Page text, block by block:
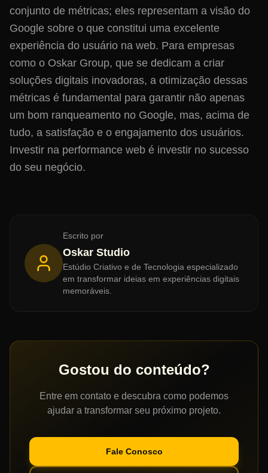
conjunto de métricas; eles representam a visão do
Google sobre o que constitui uma excelente
experiência do usuário na web. Para empresas
como o Oskar Group, que se dedicam a criar
soluções digitais inovadoras, a otimização dessas
métricas é fundamental para garantir não apenas
um bom ranqueamento no Google, mas, acima de
tudo, a satisfação e o engajamento dos usuários.
Investir na performance web é investir no sucesso
do seu negócio.
Escrito por
Oskar Studio
Estúdio Criativo e de Tecnologia especializado
em transformar ideias em experiências digitais
memoráveis.
Gostou do conteúdo?
Entre em contato e descubra como podemos
ajudar a transformar seu próximo projeto.
Fale Conosco